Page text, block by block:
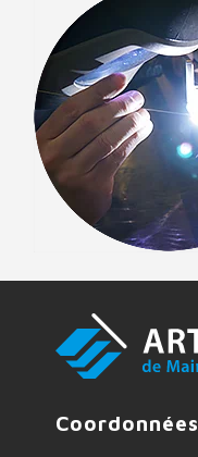
Coordonnées